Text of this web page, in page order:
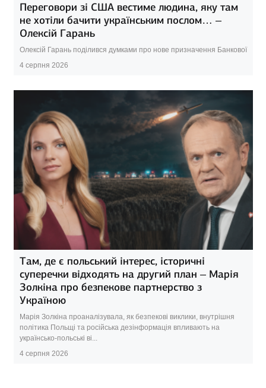
Переговори зі США вестиме людина, яку там
не хотіли бачити українським послом… –
Олексій Гарань
Олексій Гарань поділився думками про нове призначення Банкової
4 серпня 2026
Там, де є польський інтерес, історичні
суперечки відходять на другий план – Марія
Золкіна про безпекове партнерство з
Україною
Марія Золкіна проаналізувала, як безпекові виклики, внутрішня
політика Польщі та російська дезінформація впливають на
українсько-польські ві...
4 серпня 2026